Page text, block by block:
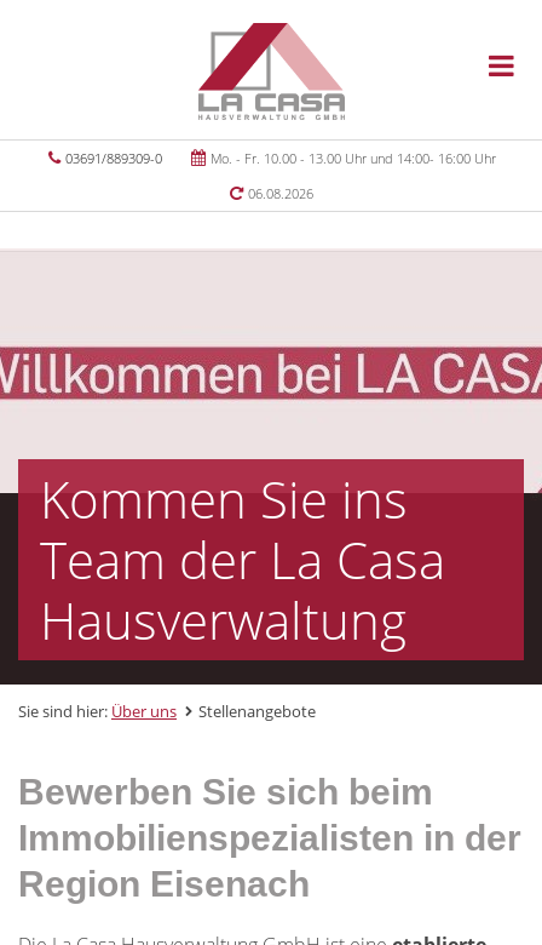
03691/889309-0
Mo. - Fr. 10.00 - 13.00 Uhr und 14:00- 16:00 Uhr
06.08.2026
Kommen Sie ins
Team der La Casa
Hausverwaltung
Sie sind hier: Über uns Stellenangebote
Bewerben Sie sich beim
Immobilienspezialisten in der
Region Eisenach